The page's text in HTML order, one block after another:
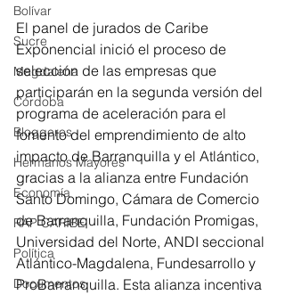
Bolívar
Sucre
Magdalena
Córdoba
Bloggeros
Hermanos Mayores
Economía
RAP CARIBE
Política
Documentos
El panel de jurados de Caribe
Exponencial inició el proceso de
selección de las empresas que
participarán en la segunda versión del
programa de aceleración para el
fomento del emprendimiento de alto
impacto de Barranquilla y el Atlántico,
gracias a la alianza entre Fundación
Santo Domingo, Cámara de Comercio
de Barranquilla, Fundación Promigas,
Universidad del Norte, ANDI seccional
Atlántico-Magdalena, Fundesarrollo y
ProBarranquilla. Esta alianza incentiva